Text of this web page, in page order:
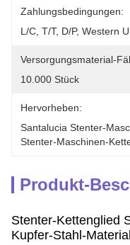
Zahlungsbedingungen:
L/C, T/T, D/P, Western
Versorgungsmaterial-
10.000 Stück
Hervorheben:
Santalucia Stenter-
Stenter-Maschinen-
Produkt-
Stenter-Kettenglied
Kupfer-Stahl-